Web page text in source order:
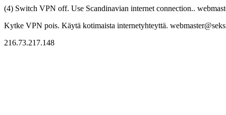
(4) Switch VPN off. Use Scandinavian internet connection..
Kytke VPN pois. Käytä kotimaista internetyhteyttä.
216.73.217.148